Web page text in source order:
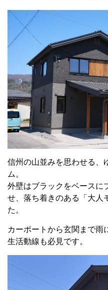
信州の山並みを思わせる、
ム。
外壁はブラックをベースに
せ、落ち着きのある「大人
た。
カーポートから玄関まで雨
生活動線も必見です。